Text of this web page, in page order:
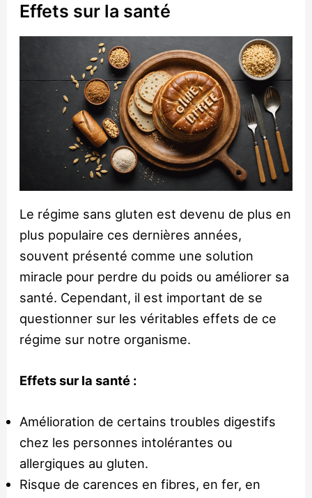
Effets sur la santé
Le régime sans gluten est devenu de plus en
plus populaire ces dernières années,
souvent présenté comme une solution
miracle pour perdre du poids ou améliorer sa
santé. Cependant, il est important de se
questionner sur les véritables effets de ce
régime sur notre organisme.
Effets sur la santé :
Amélioration de certains troubles digestifs
chez les personnes intolérantes ou
allergiques au gluten.
Risque de carences en fibres, en fer, en